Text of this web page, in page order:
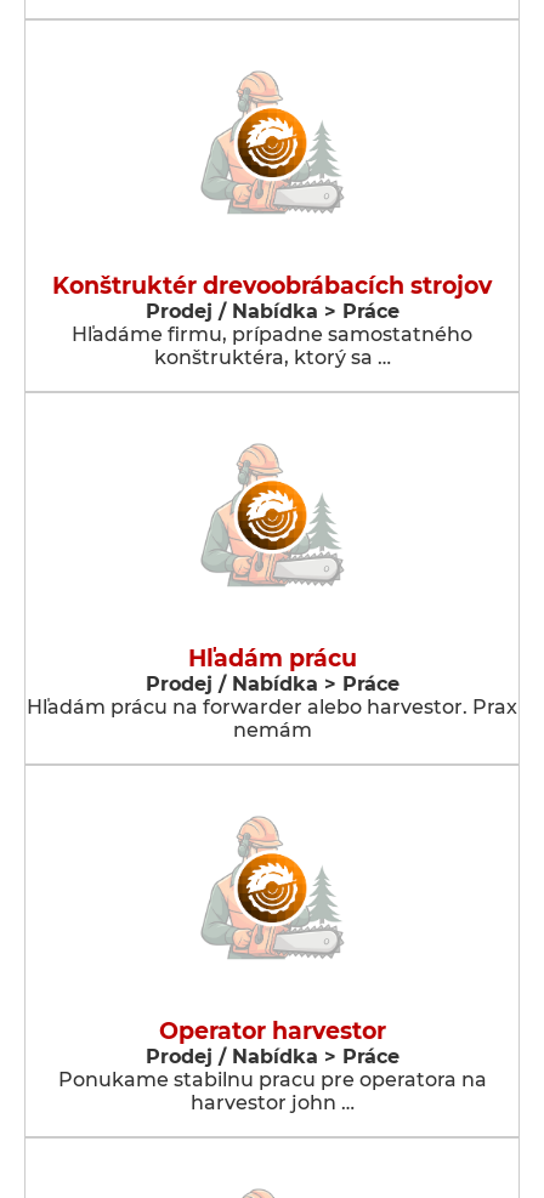
Konštruktér drevoobrábacích strojov
Prodej / Nabídka > Práce
Hľadáme firmu, prípadne samostatného
konštruktéra, ktorý sa …
Hľadám prácu
Prodej / Nabídka > Práce
Hľadám prácu na forwarder alebo harvestor. Prax
nemám
Operator harvestor
Prodej / Nabídka > Práce
Ponukame stabilnu pracu pre operatora na
harvestor john …